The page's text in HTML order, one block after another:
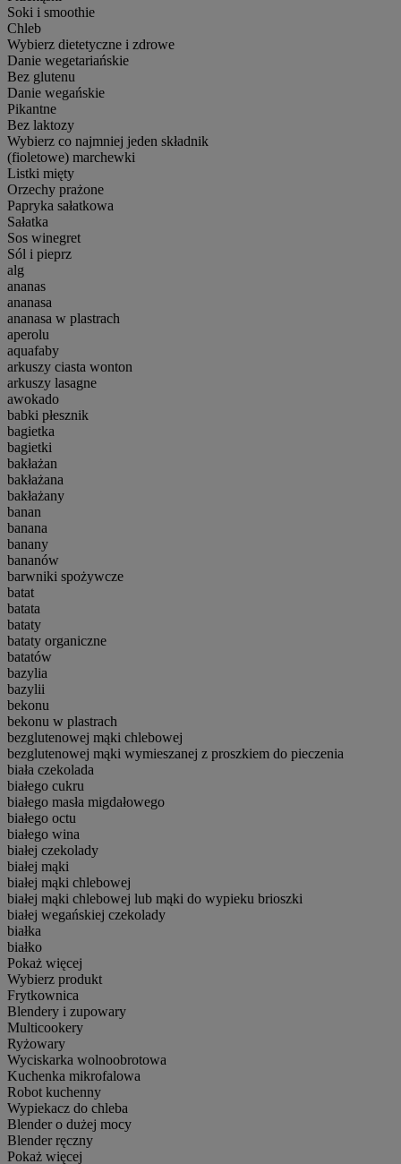
Soki i smoothie
Chleb
Wybierz dietetyczne i zdrowe
Danie wegetariańskie
Bez glutenu
Danie wegańskie
Pikantne
Bez laktozy
Wybierz co najmniej jeden składnik
(fioletowe) marchewki
Listki mięty
Orzechy prażone
Papryka sałatkowa
Sałatka
Sos winegret
Sól i pieprz
alg
ananas
ananasa
ananasa w plastrach
aperolu
aquafaby
arkuszy ciasta wonton
arkuszy lasagne
awokado
babki płesznik
bagietka
bagietki
bakłażan
bakłażana
bakłażany
banan
banana
banany
bananów
barwniki spożywcze
batat
batata
bataty
bataty organiczne
batatów
bazylia
bazylii
bekonu
bekonu w plastrach
bezglutenowej mąki chlebowej
bezglutenowej mąki wymieszanej z proszkiem do pieczenia
biała czekolada
białego cukru
białego masła migdałowego
białego octu
białego wina
białej czekolady
białej mąki
białej mąki chlebowej
białej mąki chlebowej lub mąki do wypieku brioszki
białej wegańskiej czekolady
białka
białko
Pokaż więcej
Wybierz produkt
Frytkownica
Blendery i zupowary
Multicookery
Ryżowary
Wyciskarka wolnoobrotowa
Kuchenka mikrofalowa
Robot kuchenny
Wypiekacz do chleba
Blender o dużej mocy
Blender ręczny
Pokaż więcej